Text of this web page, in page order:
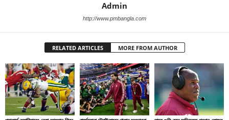
Admin
http://www.pmbangla.com
RELATED ARTICLES MORE FROM AUTHOR